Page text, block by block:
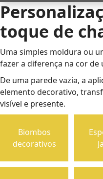
toque de
Uma simples moldura ou
fazer a diferença na cor de
De uma parede vazia, a
elemento decorativo,
visível e presente.
Biombos
decorativos